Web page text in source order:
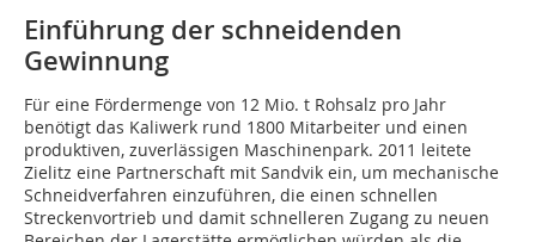
Einführung der schneidenden
Gewinnung
Für eine Fördermenge von 12 Mio. t Rohsalz pro Jahr
benötigt das Kaliwerk rund 1800 Mitarbeiter und einen
produktiven, zuverlässigen Maschinenpark. 2011 leitete
Zielitz eine Partnerschaft mit Sandvik ein, um mechanische
Schneidverfahren einzuführen, die einen schnellen
Streckenvortrieb und damit schnelleren Zugang zu neuen